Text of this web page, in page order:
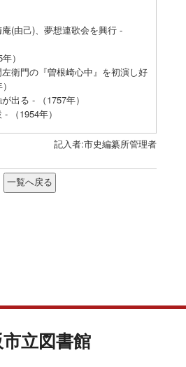
(由己)、夢想連歌会を興行 -
）
衛門の『曽根崎心中』を初演し好
出る - （1757年）
（1954年）
記入者:市史編纂所管理者
立図書館